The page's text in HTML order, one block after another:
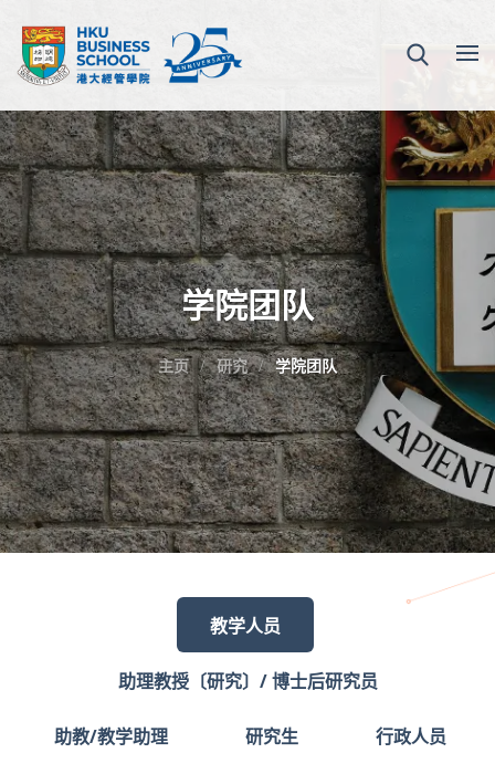
学院团队
主页 研究 学院团队
教学人员
助理教授〔研究〕/ 博士后研究员
助教/教学助理 研究生 行政人员